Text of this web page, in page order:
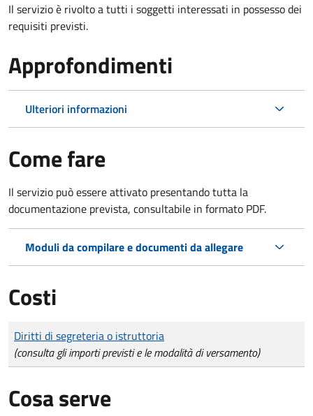
Il servizio è rivolto a tutti i soggetti interessati in possesso dei
requisiti previsti.
Approfondimenti
Ulteriori informazioni
Come fare
Il servizio può essere attivato presentando tutta la
documentazione prevista, consultabile in formato PDF.
Moduli da compilare e documenti da allegare
Costi
Tipo di pagamento
Importo
Diritti di segreteria o istruttoria
(consulta gli importi previsti e le modalità di versamento)
Cosa serve